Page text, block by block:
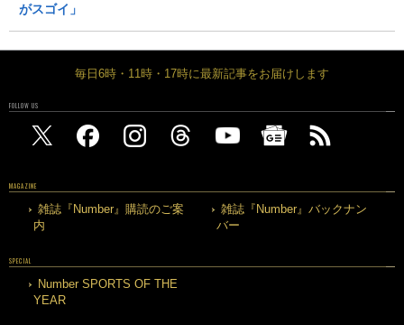
がスゴイ」
毎日6時・11時・17時に最新記事をお届けします
FOLLOW US
MAGAZINE
雑誌『Number』購読のご案
内
雑誌『Number』バックナン
バー
SPECIAL
Number SPORTS OF THE
YEAR